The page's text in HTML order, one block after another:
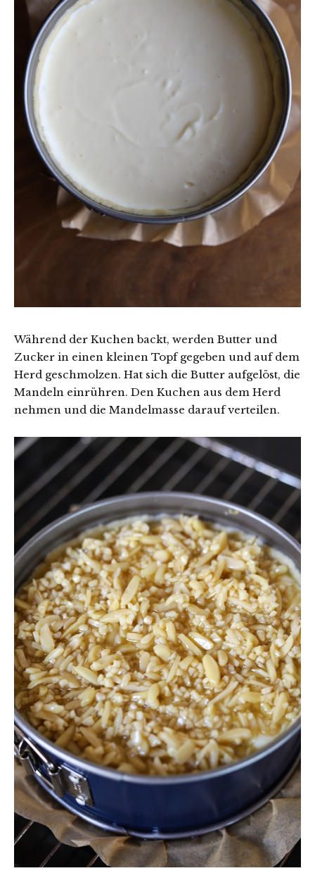
Während der Kuchen backt, werden Butter und
Zucker in einen kleinen Topf gegeben und auf dem
Herd geschmolzen. Hat sich die Butter aufgelöst, die
Mandeln einrühren. Den Kuchen aus dem Herd
nehmen und die Mandelmasse darauf verteilen.